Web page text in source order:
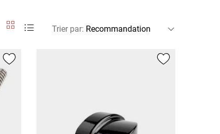
Trier par: